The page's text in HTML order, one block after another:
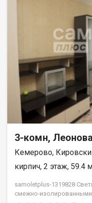
3-комн,
Кемерово,
кирпич, 2 этаж, 59.4
samoletplus-1319828
смежно-изолированными